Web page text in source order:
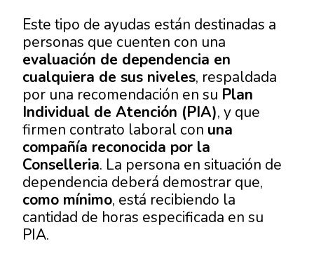
Este tipo de ayudas están destinadas a
personas que cuenten con una
evaluación de dependencia en
cualquiera de sus niveles, respaldada
por una recomendación en su Plan
Individual de Atención (PIA), y que
firmen contrato laboral con una
compañía reconocida por la
Conselleria. La persona en situación de
dependencia deberá demostrar que,
como mínimo, está recibiendo la
cantidad de horas especificada en su
PIA.